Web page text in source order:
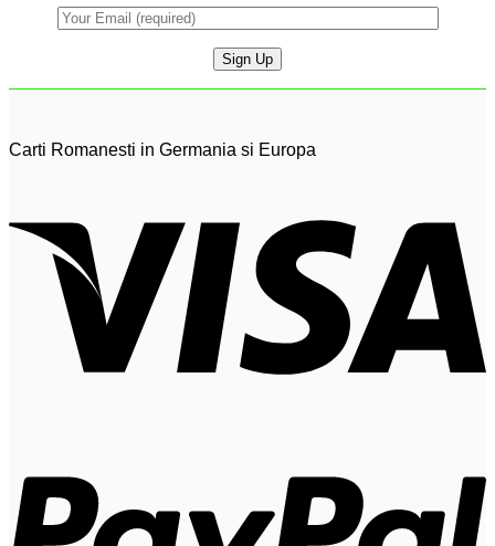
Carti Romanesti in Germania si Europa